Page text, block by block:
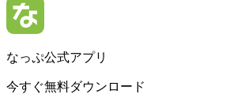
なっぷ公式アプリ
今すぐ無料ダウンロード